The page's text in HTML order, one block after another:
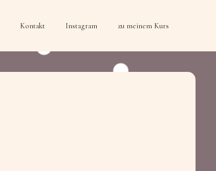
Kontakt Instagram zu meinem Kurs